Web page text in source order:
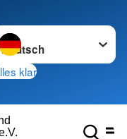
wechseln zu
klar